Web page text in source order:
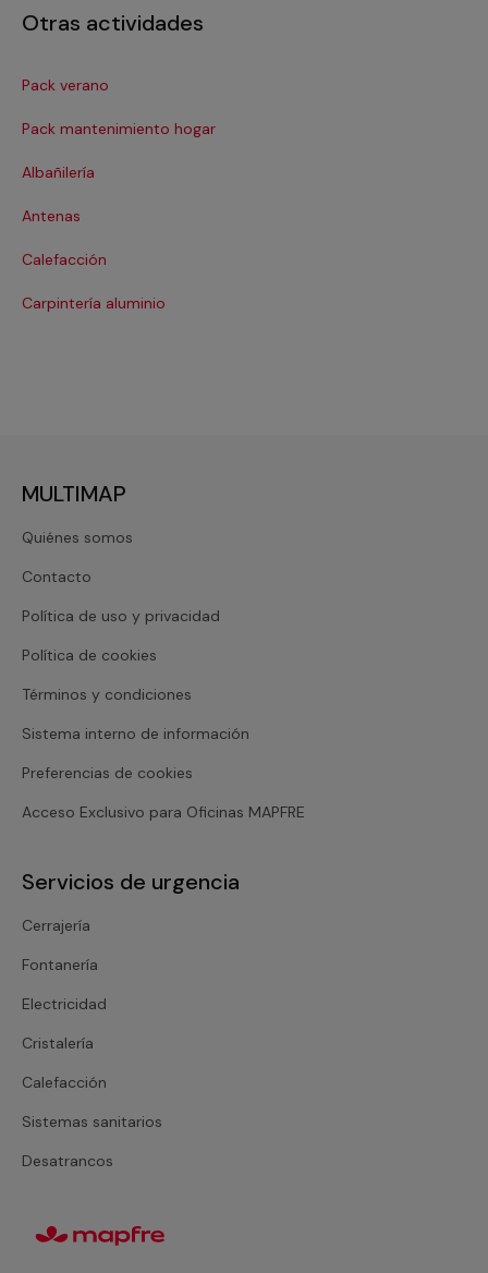
Otras actividades
Pack verano
Pack mantenimiento hogar
Albañilería
Antenas
Calefacción
Carpintería aluminio
MULTIMAP
Quiénes somos
Contacto
Política de uso y privacidad
Política de cookies
Términos y condiciones
Sistema interno de información
Preferencias de cookies
Acceso Exclusivo para Oficinas MAPFRE
Servicios de urgencia
Cerrajería
Fontanería
Electricidad
Cristalería
Calefacción
Sistemas sanitarios
Desatrancos